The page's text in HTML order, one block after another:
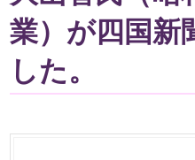
業）が四国新
した。